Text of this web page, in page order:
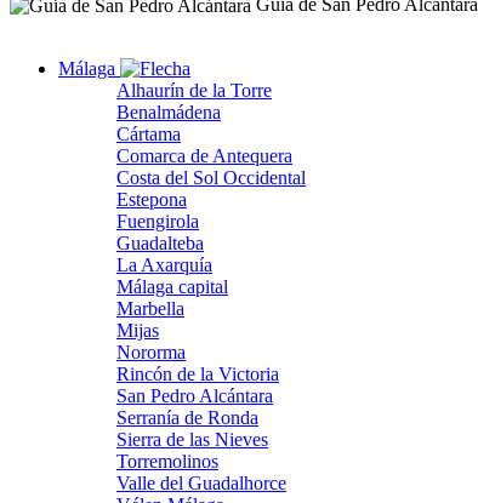
Guía de San Pedro Alcántara
Málaga
Alhaurín de la Torre
Benalmádena
Cártama
Comarca de Antequera
Costa del Sol Occidental
Estepona
Fuengirola
Guadalteba
La Axarquía
Málaga capital
Marbella
Mijas
Nororma
Rincón de la Victoria
San Pedro Alcántara
Serranía de Ronda
Sierra de las Nieves
Torremolinos
Valle del Guadalhorce